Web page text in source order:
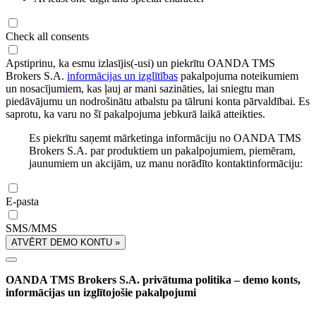
Check all consents
Apstiprinu, ka esmu izlasījis(-usi) un piekrītu OANDA TMS
Brokers S.A. informācijas un izglītības pakalpojuma noteikumiem
un nosacījumiem, kas ļauj ar mani sazināties, lai sniegtu man
piedāvājumu un nodrošinātu atbalstu pa tālruni konta pārvaldībai. Es
saprotu, ka varu no šī pakalpojuma jebkurā laikā atteikties.
Es piekrītu saņemt mārketinga informāciju no OANDA TMS
Brokers S.A. par produktiem un pakalpojumiem, piemēram,
jaunumiem un akcijām, uz manu norādīto kontaktinformāciju:
E-pasta
SMS/MMS
ATVĒRT DEMO KONTU »
OANDA TMS Brokers S.A. privātuma politika – demo konts,
informācijas un izglītojošie pakalpojumi